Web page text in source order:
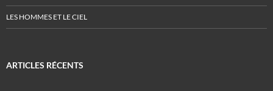
LES HOMMES ET LE CIEL
ARTICLES RÉCENTS